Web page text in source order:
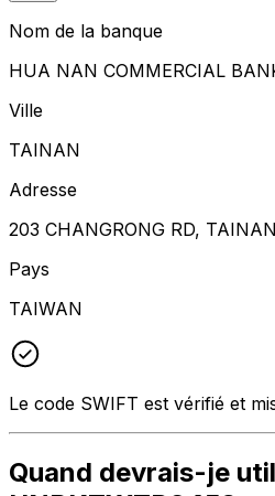
Nom de la banque
HUA NAN COMMERCIAL
Ville
TAINAN
Adresse
203 CHANGRONG RD,
Pays
TAIWAN
Le code SWIFT est vérifié et
Quand devrais-je